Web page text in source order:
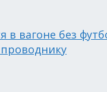
в вагоне без